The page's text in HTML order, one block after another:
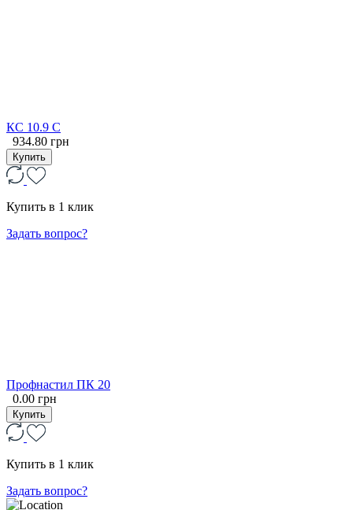
КС 10.9 С
934.80 грн
Купить
Купить в 1 клик
Задать вопрос?
Профнастил ПК 20
0.00 грн
Купить
Купить в 1 клик
Задать вопрос?